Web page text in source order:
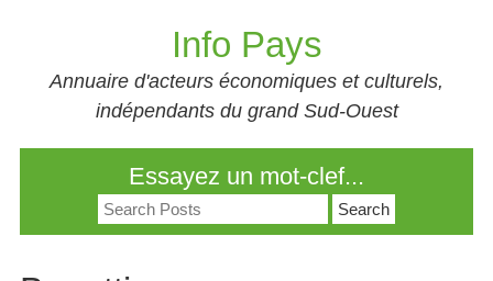
Info Pays
Annuaire d'acteurs économiques et culturels,
indépendants du grand Sud-Ouest
Essayez un mot-clef...
Search
for: